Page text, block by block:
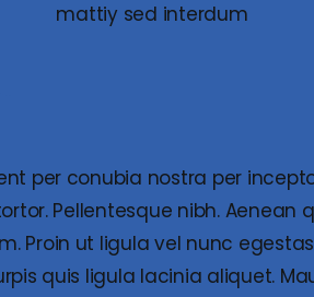
mattiy sed interdum
per conubia nostra per
Pellentesque nibh. Aenean
Proin ut ligula vel nunc
quis ligula lacinia aliquet.